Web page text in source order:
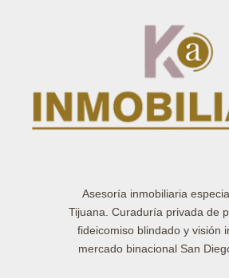
Asesoría inmobiliaria
Tijuana. Curaduría privada de
fideicomiso blindado y visión
mercado binacional San